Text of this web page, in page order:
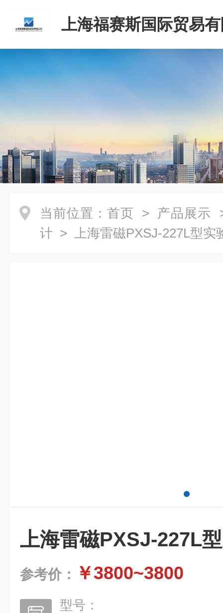
上海福赛斯国际贸易
当前位置： 首页 > 产品展示
计 > 上海雷磁PXSJ-227L型实
上海雷磁PXSJ-227L
参考价： ￥3800~3800
型号：